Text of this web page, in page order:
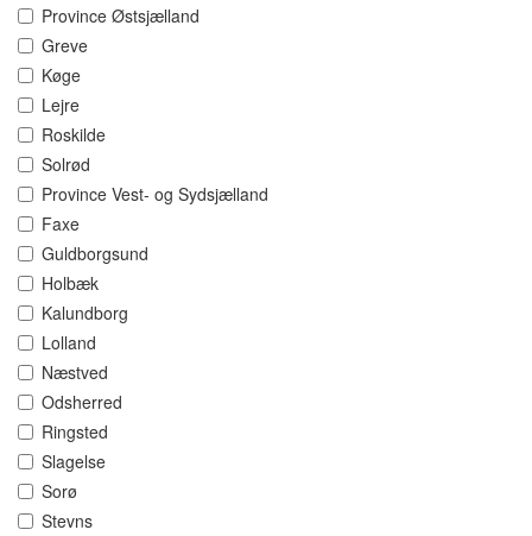
Province Østsjælland
Greve
Køge
Lejre
Roskilde
Solrød
Province Vest- og Sydsjælland
Faxe
Guldborgsund
Holbæk
Kalundborg
Lolland
Næstved
Odsherred
Ringsted
Slagelse
Sorø
Stevns